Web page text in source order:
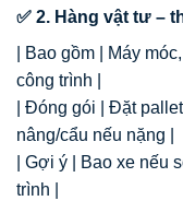
✅ 2. Hàng vật tư –
| Bao gồm | Máy
công trình |
| Đóng gói | Đặt
nâng/cẩu nếu nặng |
| Gợi ý | Bao xe nếu
trình |